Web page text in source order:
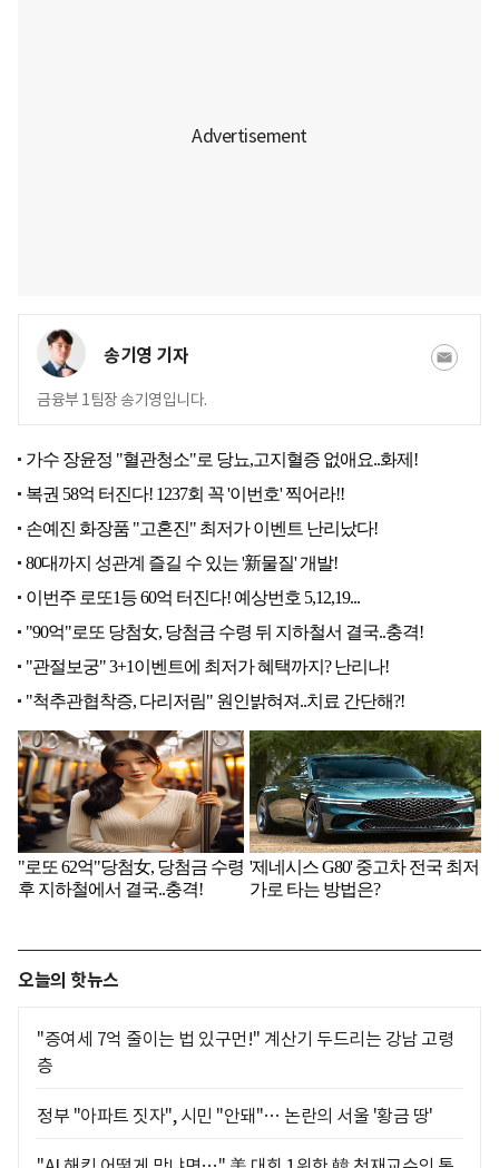
송기영 기자
금융부 1팀장 송기영입니다.
오늘의 핫뉴스
"증여세 7억 줄이는 법 있구먼!" 계산기 두드리는 강남 고령
층
정부 "아파트 짓자", 시민 "안돼"… 논란의 서울 '황금 땅'